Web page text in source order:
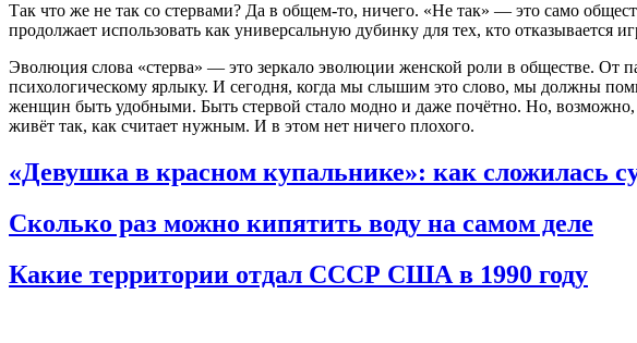
Так что же не так со стервами? Да в общем-то, ничего. «Не так» — это само
продолжает использовать как универсальную дубинку для тех, кто отказывается
Эволюция слова «стерва» — это зеркало эволюции женской роли в обществе.
психологическому ярлыку. И сегодня, когда мы слышим это слово, мы должны
женщин быть удобными. Быть стервой стало модно и даже почётно. Но, возможно,
живёт так, как считает нужным. И в этом нет ничего плохого.
«Девушка в красном купальнике»: как сложилась
Сколько раз можно кипятить воду на самом деле
Какие территории отдал СССР США в 1990 году